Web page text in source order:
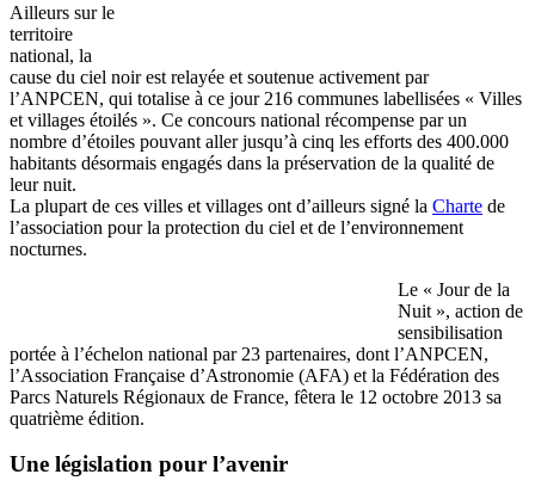
Ailleurs sur le
territoire
national, la
cause du ciel noir est relayée et soutenue activement par
l’ANPCEN, qui totalise à ce jour 216 communes labellisées « Villes
et villages étoilés ». Ce concours national récompense par un
nombre d’étoiles pouvant aller jusqu’à cinq les efforts des 400.000
habitants désormais engagés dans la préservation de la qualité de
leur nuit.
La plupart de ces villes et villages ont d’ailleurs signé la Charte de
l’association pour la protection du ciel et de l’environnement
nocturnes.
Le « Jour de la
Nuit », action de
sensibilisation
portée à l’échelon national par 23 partenaires, dont l’ANPCEN,
l’Association Française d’Astronomie (AFA) et la Fédération des
Parcs Naturels Régionaux de France, fêtera le 12 octobre 2013 sa
quatrième édition.
Une législation pour l’avenir